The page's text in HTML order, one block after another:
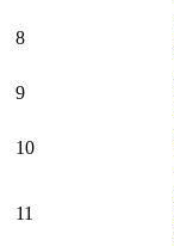
8
9
10
11